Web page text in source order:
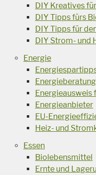
DIY Kreatives
DIY Tipps fürs
DIY Tipps für
DIY Strom- und
Energie
Energieberatung
Energieausweis
Energieanbieter
EU-
Heiz- und
Essen
Biolebensmittel
Ernte und